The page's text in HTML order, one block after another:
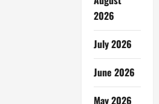
2026
July 2026
June 2026
May 2026